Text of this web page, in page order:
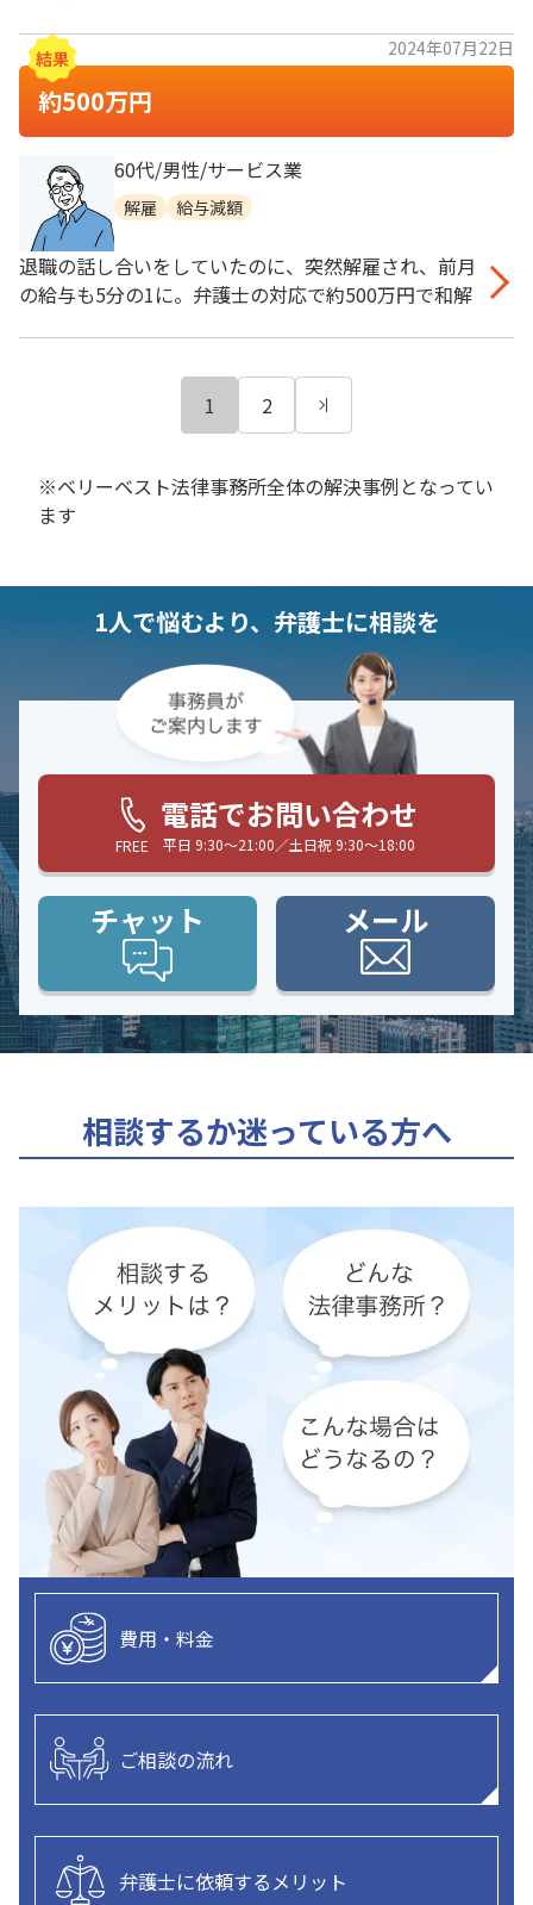
2024年07月22日
約500万円
60代/男性/サービス業
解雇 給与減額
退職の話し合いをしていたのに、突然解雇され、前月
の給与も5分の1に。弁護士の対応で約500万円で和解
1 2
※ベリーベスト法律事務所全体の解決事例となってい
ます
1人で悩むより、弁護士に相談を
FREE
電話でお問い合わせ
平日 9:30〜21:00／土日祝 9:30〜18:00
チャット メール
相談するか迷っている方へ
費用・料金
ご相談の流れ
弁護士に依頼するメリット